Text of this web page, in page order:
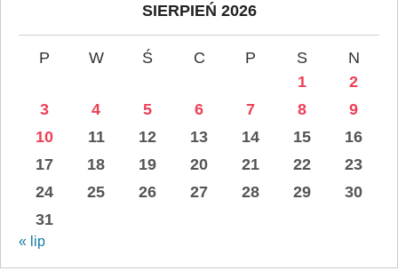
SIERPIEŃ 2026
P W Ś C P S
N
1
2
3
4 5 6 7 8
9
10
11 12 13 14 15
16
17
18 19 20 21 22
23
24
25 26 27 28 29
30
31
« lip